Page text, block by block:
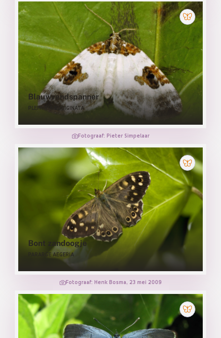
Blauwrandspanner
PLEMYRIA RUBIGINATA
Fotograaf: Pieter Simpelaar
Bont zandoogje
PARARGE AEGERIA
Fotograaf: Henk Bosma, 23 mei 2009